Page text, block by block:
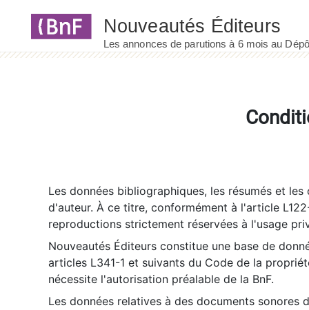
Les données bibliographiques, les résumés et
d'auteur. À ce titre, conformément à l'article
reproductions strictement réservées à l'usage
Nouveautés Éditeurs constitue une base de
articles L341-1 et suivants du Code de la
nécessite l'autorisation préalable de la BnF.
Les données relatives à des documents sonores